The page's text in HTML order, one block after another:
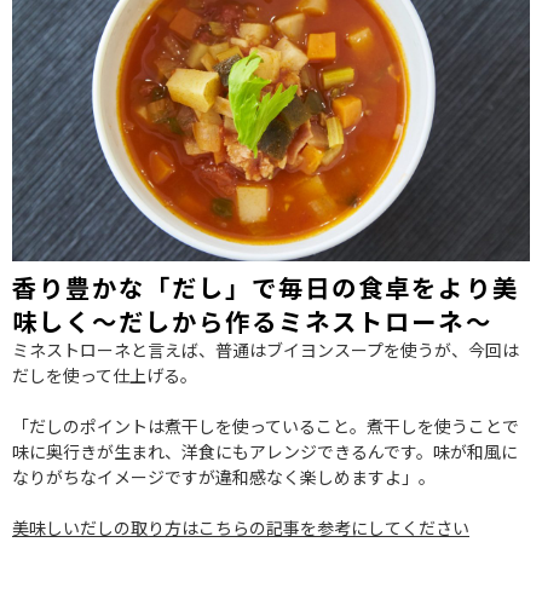
香り豊かな「だし」で毎日の食卓をより美
味しく～だしから作るミネストローネ〜
ミネストローネと言えば、普通はブイヨンスープを使うが、今回は
だしを使って仕上げる。
「だしのポイントは煮干しを使っていること。煮干しを使うことで
味に奥行きが生まれ、洋食にもアレンジできるんです。味が和風に
なりがちなイメージですが違和感なく楽しめますよ」。
美味しいだしの取り方はこちらの記事を参考にしてください